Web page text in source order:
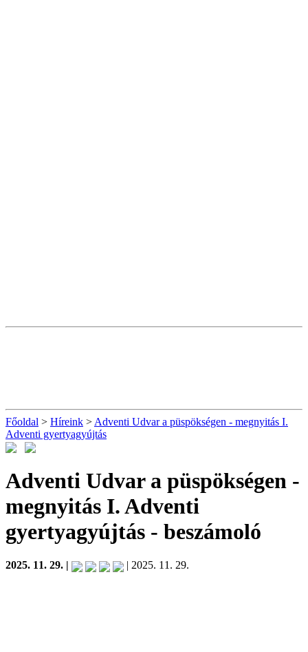
Főoldal > Híreink > Adventi Udvar a püspökségen - megnyitás I.
Adventi gyertyagyújtás
Adventi Udvar a püspökségen -
megnyitás I. Adventi
gyertyagyújtás - beszámoló
2025. 11. 29. | | 2025. 11. 29.